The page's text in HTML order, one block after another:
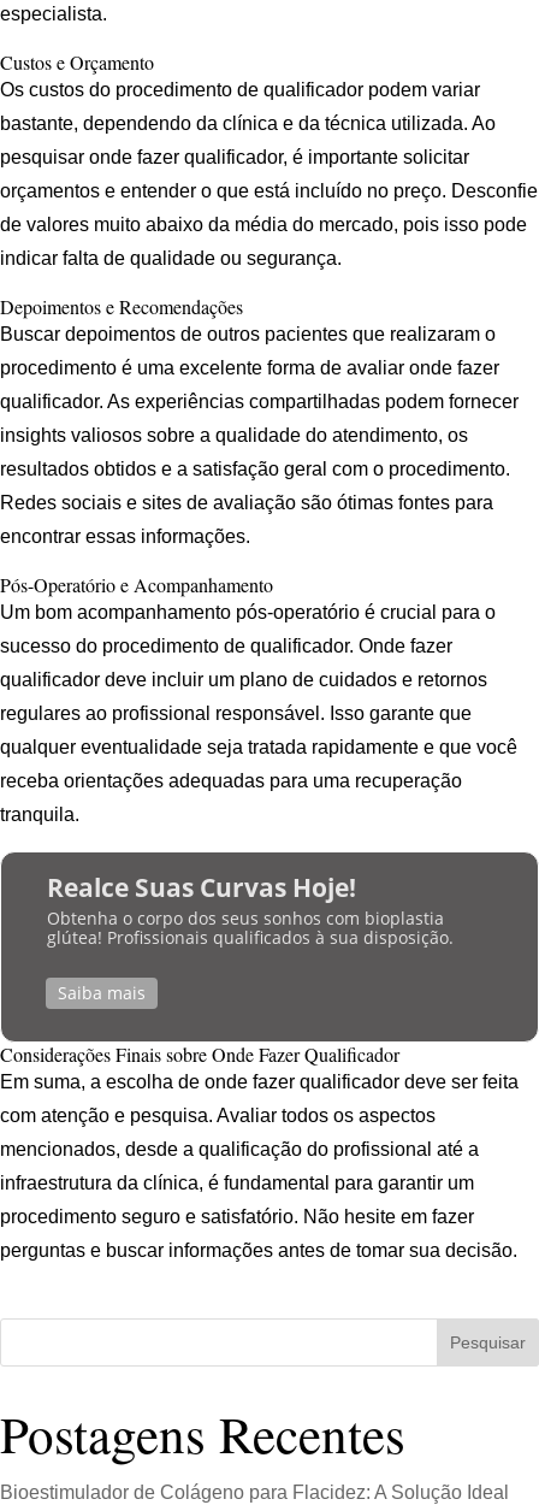
especialista.
Custos e Orçamento
Os custos do procedimento de qualificador podem variar
bastante, dependendo da clínica e da técnica utilizada. Ao
pesquisar onde fazer qualificador, é importante solicitar
orçamentos e entender o que está incluído no preço. Desconfie
de valores muito abaixo da média do mercado, pois isso pode
indicar falta de qualidade ou segurança.
Depoimentos e Recomendações
Buscar depoimentos de outros pacientes que realizaram o
procedimento é uma excelente forma de avaliar onde fazer
qualificador. As experiências compartilhadas podem fornecer
insights valiosos sobre a qualidade do atendimento, os
resultados obtidos e a satisfação geral com o procedimento.
Redes sociais e sites de avaliação são ótimas fontes para
encontrar essas informações.
Pós-Operatório e Acompanhamento
Um bom acompanhamento pós-operatório é crucial para o
sucesso do procedimento de qualificador. Onde fazer
qualificador deve incluir um plano de cuidados e retornos
regulares ao profissional responsável. Isso garante que
qualquer eventualidade seja tratada rapidamente e que você
receba orientações adequadas para uma recuperação
tranquila.
Realce Suas Curvas Hoje!
Obtenha o corpo dos seus sonhos com bioplastia
glútea! Profissionais qualificados à sua disposição.
Saiba mais
Considerações Finais sobre Onde Fazer Qualificador
Em suma, a escolha de onde fazer qualificador deve ser feita
com atenção e pesquisa. Avaliar todos os aspectos
mencionados, desde a qualificação do profissional até a
infraestrutura da clínica, é fundamental para garantir um
procedimento seguro e satisfatório. Não hesite em fazer
perguntas e buscar informações antes de tomar sua decisão.
Pesquisar
Postagens Recentes
Bioestimulador de Colágeno para Flacidez: A Solução Ideal